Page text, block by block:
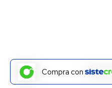
Compra con